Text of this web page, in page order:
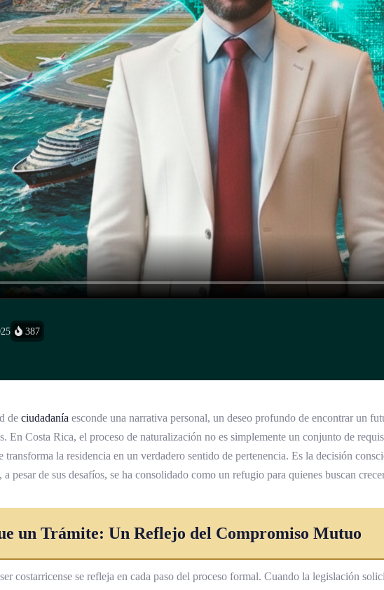
387
de ciudadanía esconde una narrativa personal, un deseo profundo de encontrar un
En Costa Rica, el proceso de naturalización no es simplemente un conjunto de
transforma la residencia en un verdadero sentido de pertenencia. Es la decisión
a pesar de sus desafíos, se ha consolidado como un refugio para quienes buscan
un Trámite: Un Reflejo del Compromiso Mutuo
costarricense se refleja en cada paso del proceso formal. Cuando la legislación